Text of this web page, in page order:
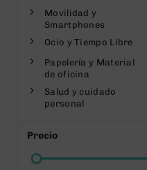
Movilidad y
Smartphones
Ocio y Tiempo Libre
Papelería y Material
de oficina
Salud y cuidado
personal
Precio